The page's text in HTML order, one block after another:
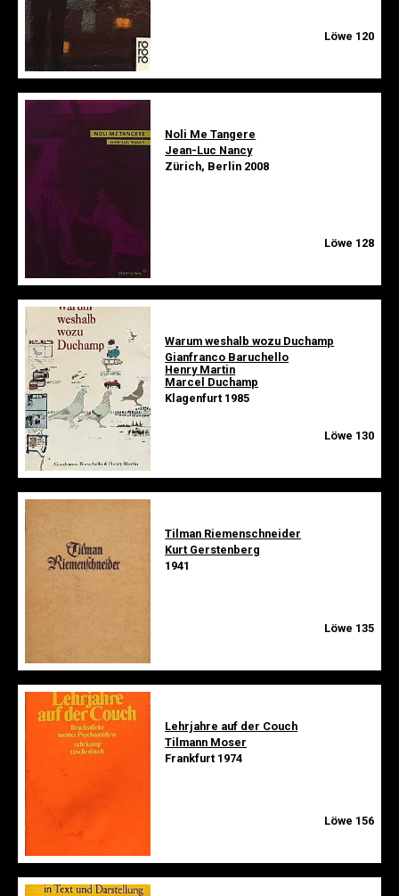
Löwe 120
Noli Me Tangere
Jean-Luc Nancy
Zürich, Berlin 2008
Löwe 128
Warum weshalb wozu Duchamp
Gianfranco Baruchello
Henry Martin
Marcel Duchamp
Klagenfurt 1985
Löwe 130
Tilman Riemenschneider
Kurt Gerstenberg
1941
Löwe 135
Lehrjahre auf der Couch
Tilmann Moser
Frankfurt 1974
Löwe 156